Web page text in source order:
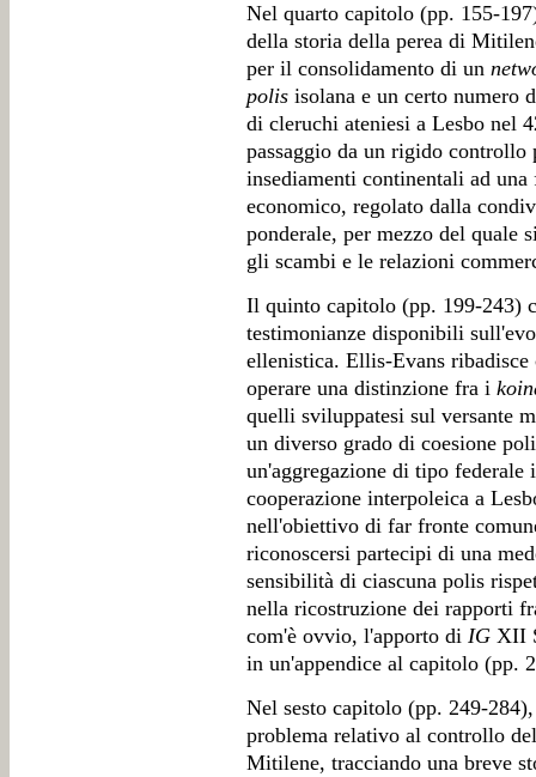
Nel quarto capitolo (pp. 155-
della storia della perea di
per il consolidamento di un
polis isolana e un certo
di cleruchi ateniesi a Lesbo nel
passaggio da un rigido
insediamenti continentali ad
economico, regolato dalla
ponderale, per mezzo del quale
gli scambi e le relazioni
Il quinto capitolo (pp. 199-243)
testimonianze disponibili
ellenistica. Ellis-Evans ribadisce
operare una distinzione fra i
quelli sviluppatesi sul versante
un diverso grado di coesione
un'aggregazione di tipo
cooperazione interpoleica a
nell'obiettivo di far fronte
riconoscersi partecipi di una
sensibilità di ciascuna polis
nella ricostruzione dei rapporti
com'è ovvio, l'apporto di IG XII
in un'appendice al capitolo (pp.
Nel sesto capitolo (pp. 249-
problema relativo al controllo
Mitilene, tracciando una breve